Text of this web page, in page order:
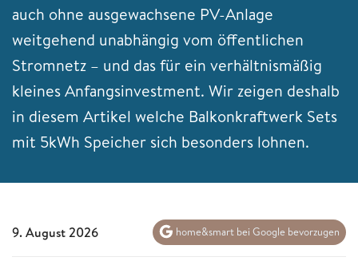
auch ohne ausgewachsene PV-Anlage
weitgehend unabhängig vom öffentlichen
Stromnetz – und das für ein verhältnismäßig
kleines Anfangsinvestment. Wir zeigen deshalb
in diesem Artikel welche Balkonkraftwerk Sets
mit 5kWh Speicher sich besonders lohnen.
9. August 2026 home&smart bei Google bevorzugen